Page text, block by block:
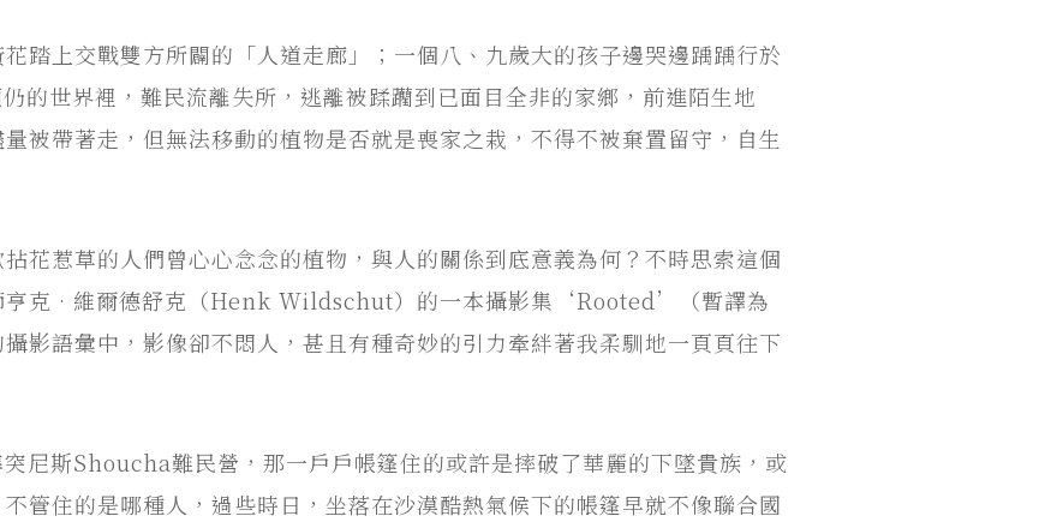
踏上交戰雙方所闢的「人道走廊」；一個八、九歲大的孩子邊哭邊踽踽行於
的世界裡，難民流離失所，逃離被蹂躪到已面目全非的家鄉，前進陌生地
被帶著走，但無法移動的植物是否就是喪家之栽，不得不被棄置留守，自生
花惹草的人們曾心心念念的植物，與人的關係到底意義為何？不時思索這個
亨克•維爾德舒克（Henk Wildschut）的一本攝影集‘Rooted’（暫譯為
攝影語彙中，影像卻不悶人，甚且有種奇妙的引力牽絆著我柔馴地一頁頁往下
尼斯Shoucha難民營，那一戶戶帳篷住的或許是摔破了華麗的下墜貴族，或
管住的是哪種人，過些時日，坐落在沙漠酷熱氣候下的帳篷早就不像聯合國